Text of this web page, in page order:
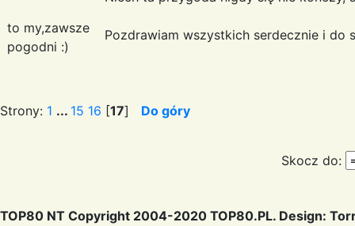
to my,zawsze
pogodni :)
Pozdrawiam wszystkich serdecznie i
Strony: 1 ... 15 16 [17] Do góry
Skocz do:
TOP80 NT Copyright 2004-2020 TOP80.PL. Design: